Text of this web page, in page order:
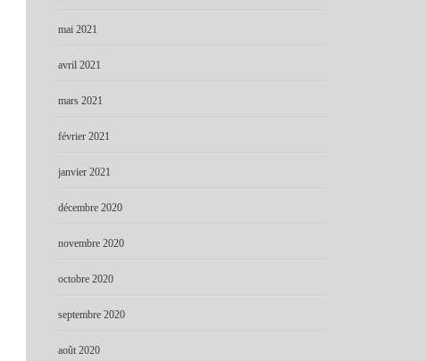
mai 2021
avril 2021
mars 2021
février 2021
janvier 2021
décembre 2020
novembre 2020
octobre 2020
septembre 2020
août 2020